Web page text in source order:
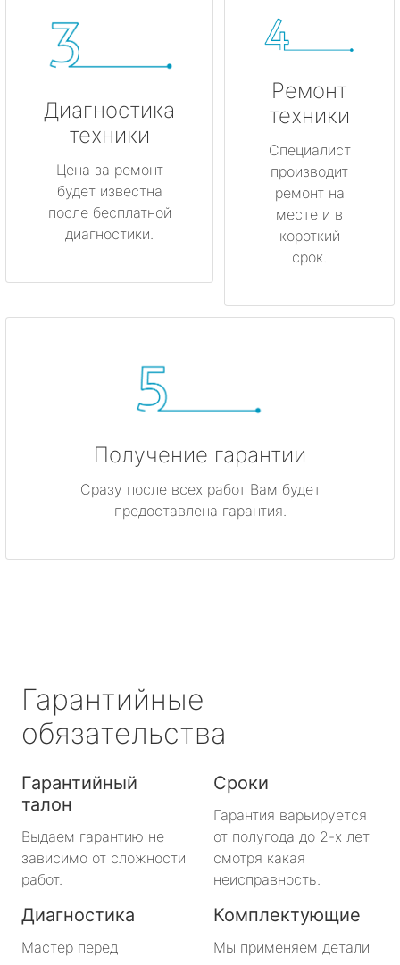
Диагностика
техники
Цена за ремонт
будет известна
после бесплатной
диагностики.
Ремонт
техники
Специалист
производит
ремонт на
месте и в
короткий
срок.
Получение гарантии
Сразу после всех работ Вам будет
предоставлена гарантия.
Гарантийные
обязательства
Гарантийный
талон
Выдаем гарантию не
зависимо от сложности
работ.
Сроки
Гарантия варьируется
от полугода до 2-х лет
смотря какая
неисправность.
Диагностика
Мастер перед
Комплектующие
Мы применяем детали